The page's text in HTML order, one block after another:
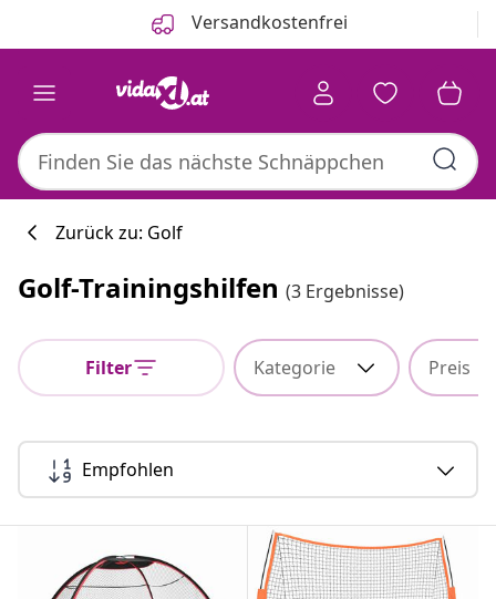
Versandkostenfrei
Zurück zu: Golf
Golf-Trainingshilfen (3 Ergebnisse)
Filter Kategorie Preis
Empfohlen